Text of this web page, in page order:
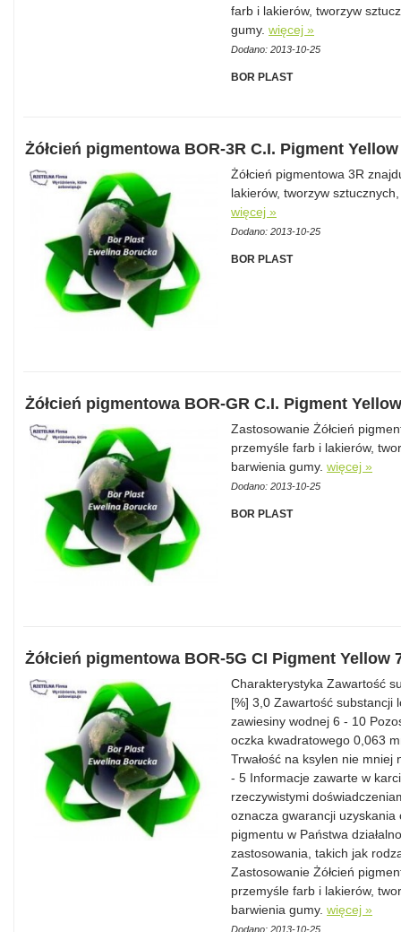
farb i lakierów, tworzyw
gumy. więcej »
Dodano: 2013-10-25
BOR PLAST
Żółcień pigmentowa BOR-3R C.I. Pigment Yellow
Żółcień pigmentowa 3R
lakierów, tworzyw
więcej »
Dodano: 2013-10-25
BOR PLAST
Żółcień pigmentowa BOR-GR C.I. Pigment
Zastosowanie Żółcień
przemyśle farb i lakierów,
barwienia gumy. więcej »
Dodano: 2013-10-25
BOR PLAST
Żółcień pigmentowa BOR-5G CI Pigment Yellow
Charakterystyka Zawartość
[%] 3,0 Zawartość substancji
zawiesiny wodnej 6 - 10
oczka kwadratowego 0,063
Trwałość na ksylen nie mniej
- 5 Informacje zawarte w
rzeczywistymi
oznacza gwarancji
pigmentu w Państwa
zastosowania, takich jak
Zastosowanie Żółcień
przemyśle farb i lakierów,
barwienia gumy. więcej »
Dodano: 2013-10-25